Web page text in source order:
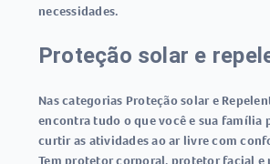
necessidades.
Proteção solar e
Nas categorias Proteção solar e
encontra tudo o que você e sua família
curtir as atividades ao ar livre com
Tem protetor corporal, protetor facial